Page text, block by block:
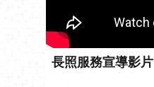
長照服務宣導影片